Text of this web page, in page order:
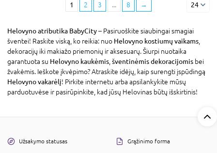
1 2 3 ... 8 → 24
Helovyno atributika BabyCity– Pasiruoškite siaubingai smagiai
šventei! Raskite viską, ko reikia: nuo Helovyno kostiumų vaikams
dekoracijų iki makiažo priemonių ir aksesuarų. Šiurpi nuotaika
garantuota su Helovyno kaukėmis šventinėmis dekoracijomis bei
žvakėmis. Ieškote įkvėpimo? Atraskite idėjų, kaip surengti įspūdingą
Helovyno vakarėlį! Pirkite internetu arba apsilankykite mūsų
parduotuvėse ir pasirūpinkite, kad jūsų Helovinas būtų išskirtinis!
Užsakymo statusas Grąžinimo forma